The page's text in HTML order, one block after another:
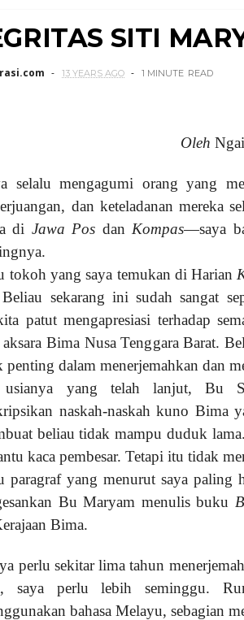
SITI
13 YEARS AGO 1 MINUTE READ
Oleh
selalu mengagumi orang yang
dan keteladanan mereka
di Jawa Pos dan Kompas—saya
tokoh yang saya temukan di Harian
sekarang ini sudah sangat
patut mengapresiasi terhadap
Bima Nusa Tenggara Barat.
penting dalam menerjemahkan dan
yang telah lanjut, Bu
naskah-naskah kuno Bima
beliau tidak mampu duduk
kaca pembesar. Tetapi itu tidak
paragraf yang menurut saya paling
Bu Maryam menulis buku
Bima.
perlu sekitar lima tahun
saya perlu lebih seminggu.
bahasa Melayu, sebagian